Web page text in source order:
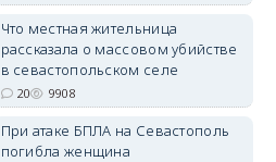
Что местная жительница
рассказала о массовом убийстве
в севастопольском селе
20 9908
При атаке БПЛА на Севастополь
погибла женщина